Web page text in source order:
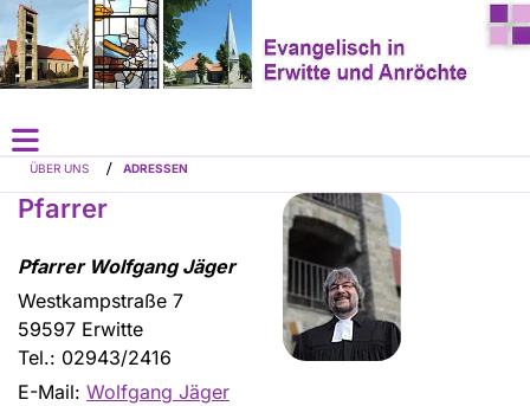
ÜBER UNS / ADRESSEN
Pfarrer
Pfarrer Wolfgang Jäger
Westkampstraße 7
59597 Erwitte
Tel.: 02943/2416
E-Mail: Wolfgang Jäger